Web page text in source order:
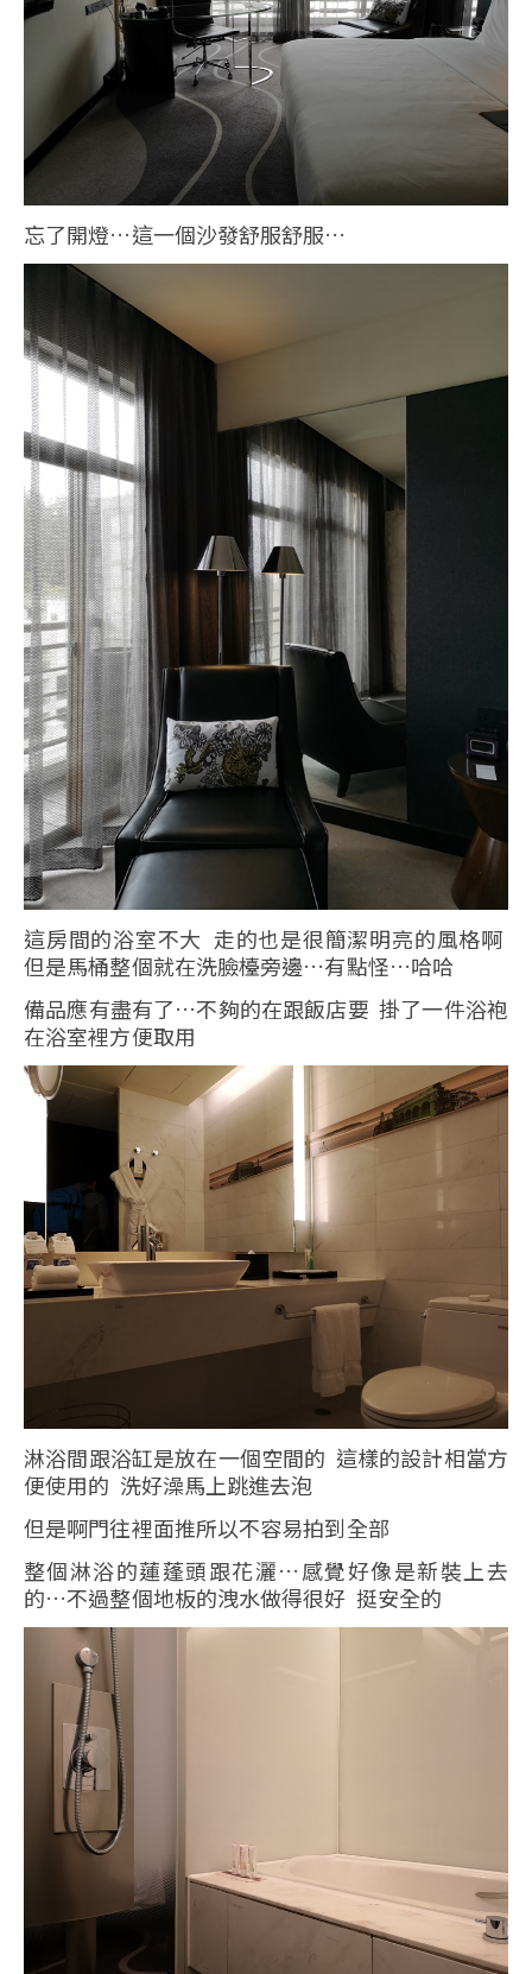
忘了開燈…這一個沙發舒服舒服…
這房間的浴室不大 走的也是很簡潔明亮的風格啊
但是馬桶整個就在洗臉檯旁邊…有點怪…哈哈
備品應有盡有了…不夠的在跟飯店要 掛了一件浴袍
在浴室裡方便取用
淋浴間跟浴缸是放在一個空間的 這樣的設計相當方
便使用的 洗好澡馬上跳進去泡
但是啊門往裡面推所以不容易拍到全部
整個淋浴的蓮蓬頭跟花灑…感覺好像是新裝上去
的…不過整個地板的洩水做得很好 挺安全的